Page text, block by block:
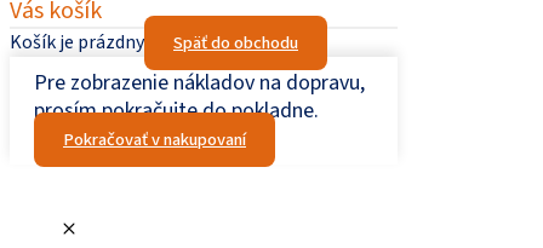
Vás košík
Košík je prázdny Späť do obchodu
Pre zobrazenie nákladov na dopravu,
prosím pokračujte do pokladne.
Pokračovať v nakupovaní